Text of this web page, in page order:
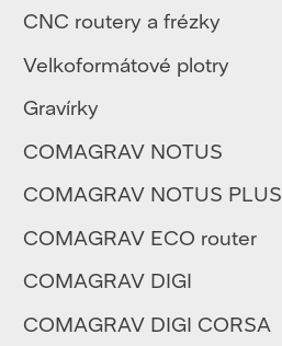
CNC routery a frézky
Velkoformátové plotry
Gravírky
COMAGRAV NOTUS
COMAGRAV NOTUS PLUS
COMAGRAV ECO router
COMAGRAV DIGI
COMAGRAV DIGI CORSA